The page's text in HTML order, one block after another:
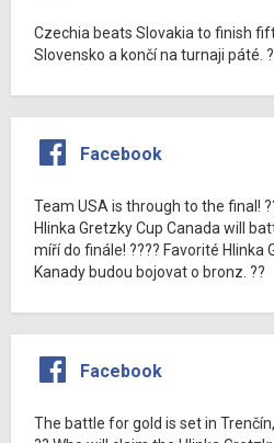
Czechia beats Slovakia to finish
Slovensko a končí na turnaji páté.
Facebook
Team USA is through to the final!
Hlinka Gretzky Cup Canada will
míří do finále! ???? Favorité Hlinka
Kanady budou bojovat o bronz. ??
Facebook
The battle for gold is set in